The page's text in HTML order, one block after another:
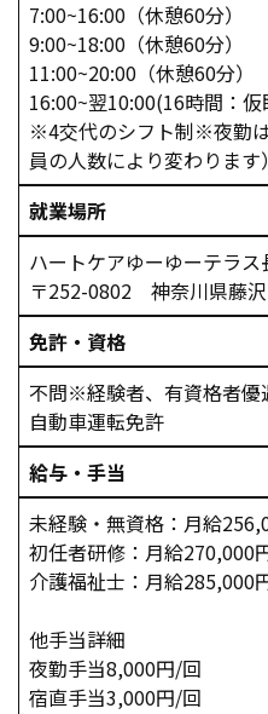
7:00~16:00（休憩60分）
9:00~18:00（休憩60分）
11:00~20:00（休憩60分）
16:00~翌10:00(16時間：
※4交代のシフト制※夜勤
員の人数により変わります）
就業場所
ハートケアゆーゆーテラス
〒252-0802 神奈川県藤
免許・資格
不問※経験者、有資格者優
自動車運転免許
給与・手当
未経験・無資格：月給
初任者研修：月給270,000
介護福祉士：月給285,000
他手当詳細
夜勤手当8,000円/回
宿直手当3,000円/回